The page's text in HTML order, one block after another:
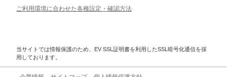
ご利用環境に合わせた各種設定・確認方法
当サイトでは情報保護のため、EV SSL証明書を利用したSSL暗号化通信を採
用しております。